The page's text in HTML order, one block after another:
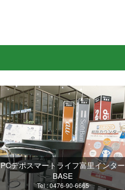
PCデポスマートライフ富里インター
BASE
Tel : 0476-90-6665